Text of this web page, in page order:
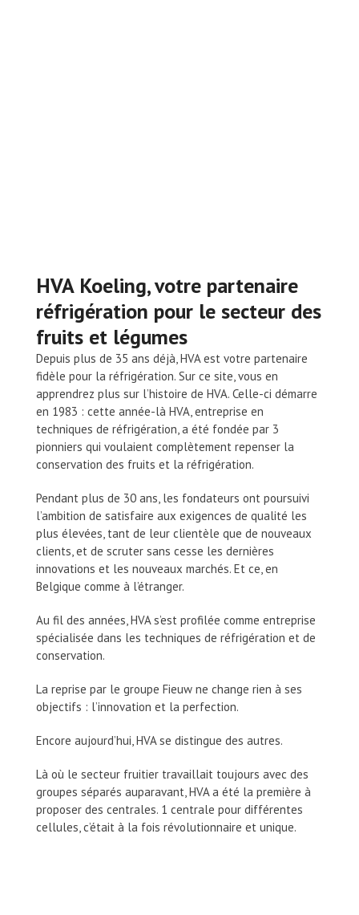
HVA Koeling, votre partenaire
réfrigération pour le secteur des
fruits et légumes
Depuis plus de 35 ans déjà, HVA est votre partenaire
fidèle pour la réfrigération. Sur ce site, vous en
apprendrez plus sur l’histoire de HVA. Celle-ci démarre
en 1983 : cette année-là HVA, entreprise en
techniques de réfrigération, a été fondée par 3
pionniers qui voulaient complètement repenser la
conservation des fruits et la réfrigération.
Pendant plus de 30 ans, les fondateurs ont poursuivi
l’ambition de satisfaire aux exigences de qualité les
plus élevées, tant de leur clientèle que de nouveaux
clients, et de scruter sans cesse les dernières
innovations et les nouveaux marchés. Et ce, en
Belgique comme à l’étranger.
Au fil des années, HVA s’est profilée comme entreprise
spécialisée dans les techniques de réfrigération et de
conservation.
La reprise par le groupe Fieuw ne change rien à ses
objectifs : l’innovation et la perfection.
Encore aujourd’hui, HVA se distingue des autres.
Là où le secteur fruitier travaillait toujours avec des
groupes séparés auparavant, HVA a été la première à
proposer des centrales. 1 centrale pour différentes
cellules, c’était à la fois révolutionnaire et unique.